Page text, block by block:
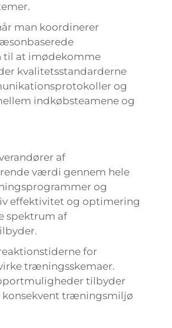
man koordinerer
til at imødekomme
kvalitetsstandarderne
og
indkøbsteamene og
af
værdi gennem hele
og
effektivitet og optimering
spektrum af
for
træningsskemaer.
tilbyder
konsekvent træningsmiljø